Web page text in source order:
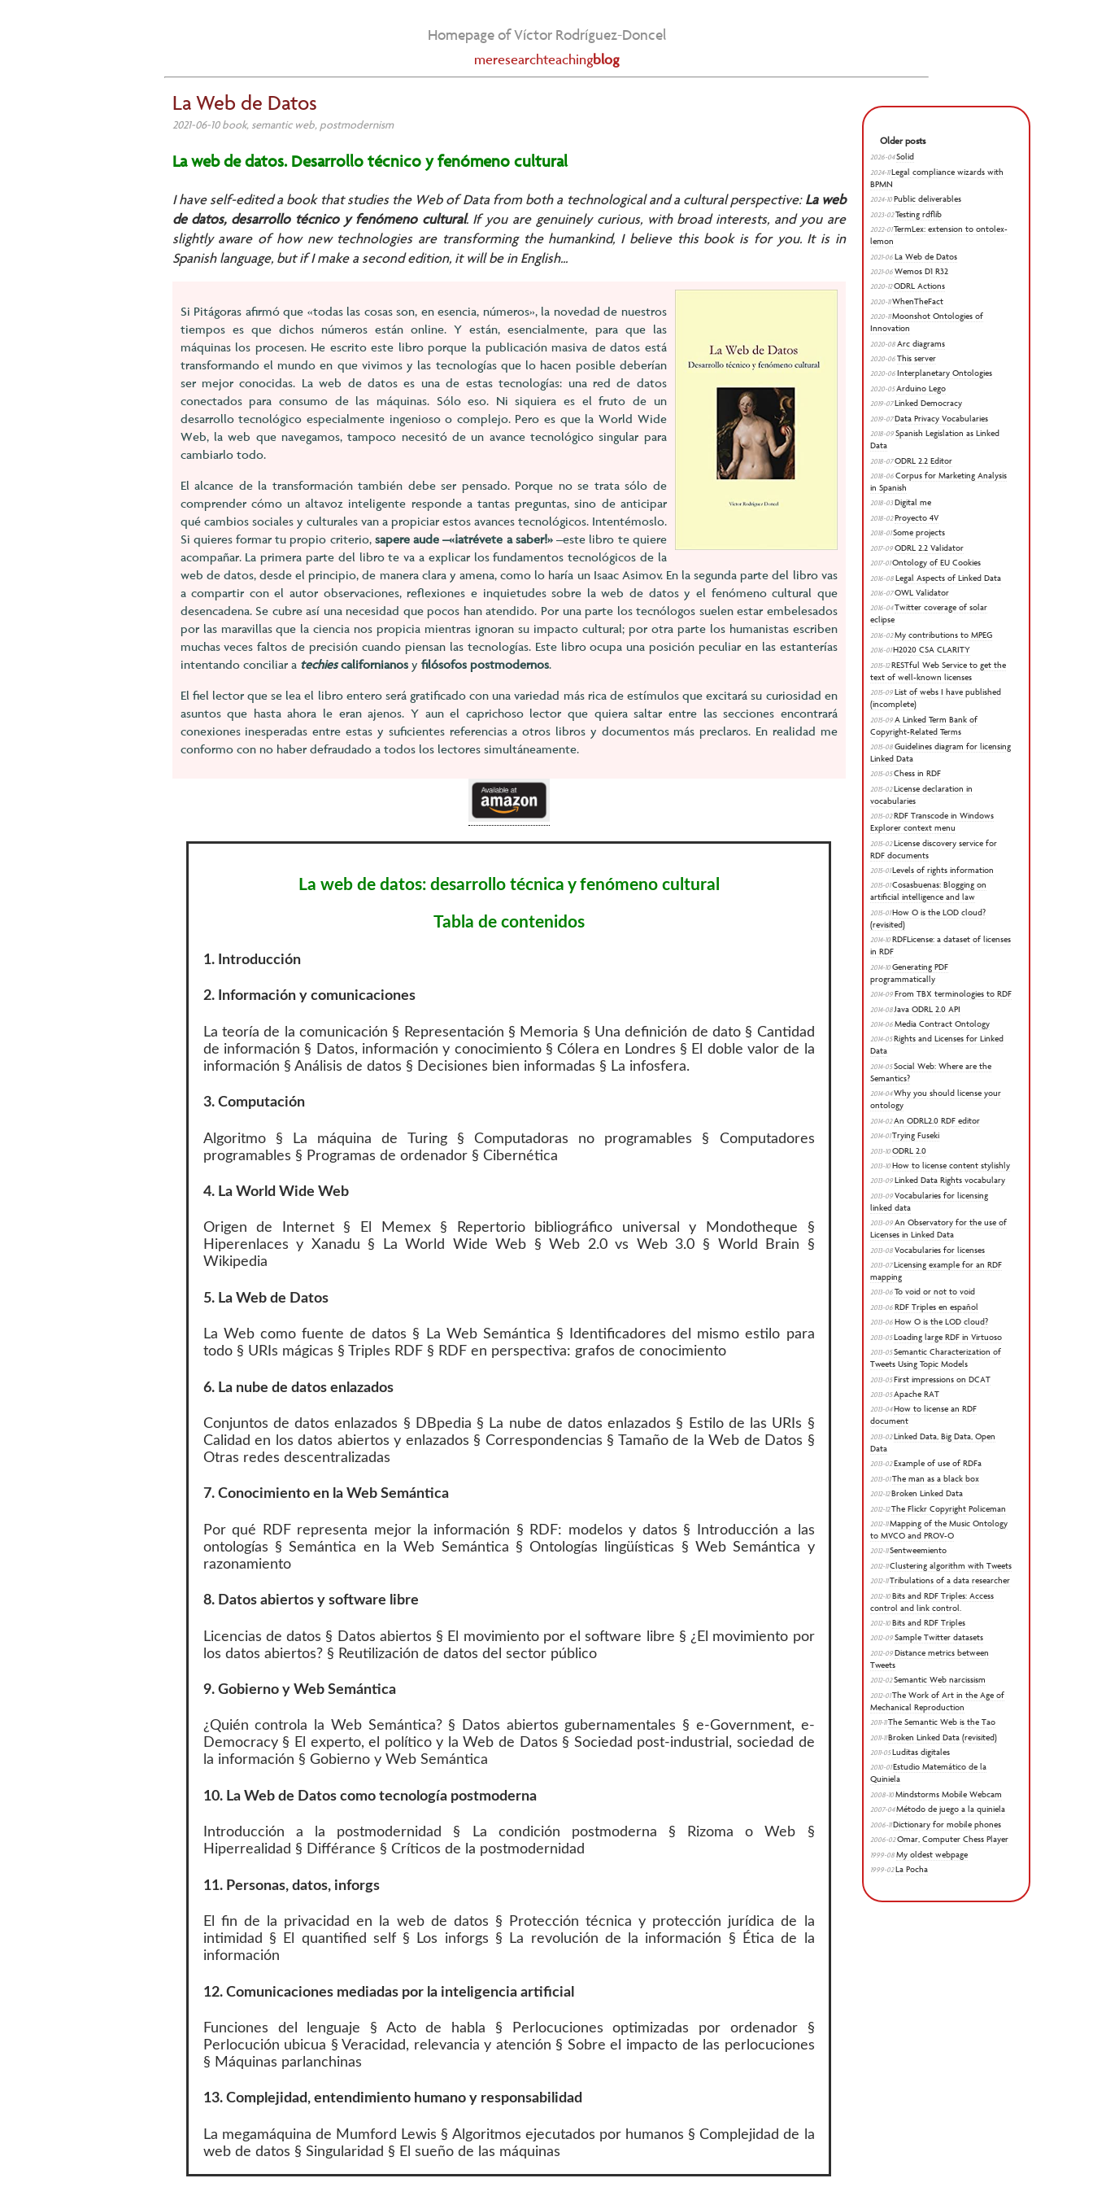
Homepage of Víctor Rodríguez-Doncel
meresearchteachingblog
La Web de Datos
2021-06-10 book, semantic web, postmodernism
La web de datos. Desarrollo técnico y fenómeno cultural
I have self-edited a book that studies the Web of Data from both a technological and a cultural perspective: La web
de datos, desarrollo técnico y fenómeno cultural. If you are genuinely curious, with broad interests, and you are
slightly aware of how new technologies are transforming the humankind, I believe this book is for you. It is in
Spanish language, but if I make a second edition, it will be in English...
Si Pitágoras afirmó que «todas las cosas son, en esencia, números», la novedad de nuestros
tiempos es que dichos números están online. Y están, esencialmente, para que las
máquinas los procesen. He escrito este libro porque la publicación masiva de datos está
transformando el mundo en que vivimos y las tecnologías que lo hacen posible deberían
ser mejor conocidas. La web de datos es una de estas tecnologías: una red de datos
conectados para consumo de las máquinas. Sólo eso. Ni siquiera es el fruto de un
desarrollo tecnológico especialmente ingenioso o complejo. Pero es que la World Wide
Web, la web que navegamos, tampoco necesitó de un avance tecnológico singular para
cambiarlo todo.
El alcance de la transformación también debe ser pensado. Porque no se trata sólo de
comprender cómo un altavoz inteligente responde a tantas preguntas, sino de anticipar
qué cambios sociales y culturales van a propiciar estos avances tecnológicos. Intentémoslo.
Si quieres formar tu propio criterio, sapere aude –«¡atrévete a saber!»–este libro te quiere
acompañar. La primera parte del libro te va a explicar los fundamentos tecnológicos de la
web de datos, desde el principio, de manera clara y amena, como lo haría un Isaac Asimov. En la segunda parte del libro vas
a compartir con el autor observaciones, reflexiones e inquietudes sobre la web de datos y el fenómeno cultural que
desencadena. Se cubre así una necesidad que pocos han atendido. Por una parte los tecnólogos suelen estar embelesados
por las maravillas que la ciencia nos propicia mientras ignoran su impacto cultural; por otra parte los humanistas escriben
muchas veces faltos de precisión cuando piensan las tecnologías. Este libro ocupa una posición peculiar en las estanterías
intentando conciliar a techiescalifornianosy filósofos postmodernos.
El fiel lector que se lea el libro entero será gratificado con una variedad más rica de estímulos que excitará su curiosidad en
asuntos que hasta ahora le eran ajenos. Y aun el caprichoso lector que quiera saltar entre las secciones encontrará
conexiones inesperadas entre estas y suficientes referencias a otros libros y documentos más preclaros. En realidad me
conformo con no haber defraudado a todos los lectores simultáneamente.
La web de datos: desarrollo técnica y fenómeno cultural
Tabla de contenidos
1. Introducción
2. Información y comunicaciones
La teoría de la comunicación § Representación § Memoria § Una definición de dato § Cantidad
de información § Datos, información y conocimiento § Cólera en Londres § El doble valor de la
información § Análisis de datos § Decisiones bien informadas § La infosfera.
3. Computación
Algoritmo § La máquina de Turing § Computadoras no programables § Computadores
programables § Programas de ordenador § Cibernética
4. La World Wide Web
Origen de Internet § El Memex § Repertorio bibliográfico universal y Mondotheque §
Hiperenlaces y Xanadu § La World Wide Web § Web 2.0 vs Web 3.0 § World Brain §
Wikipedia
5. La Web de Datos
La Web como fuente de datos § La Web Semántica § Identificadores del mismo estilo para
todo § URIs mágicas § Triples RDF § RDF en perspectiva: grafos de conocimiento
6. La nube de datos enlazados
Conjuntos de datos enlazados § DBpedia § La nube de datos enlazados § Estilo de las URIs §
Calidad en los datos abiertos y enlazados § Correspondencias § Tamaño de la Web de Datos §
Otras redes descentralizadas
7. Conocimiento en la Web Semántica
Por qué RDF representa mejor la información § RDF: modelos y datos § Introducción a las
ontologías § Semántica en la Web Semántica § Ontologías lingüísticas § Web Semántica y
razonamiento
8. Datos abiertos y software libre
Licencias de datos § Datos abiertos § El movimiento por el software libre § ¿El movimiento por
los datos abiertos? § Reutilización de datos del sector público
9. Gobierno y Web Semántica
¿Quién controla la Web Semántica? § Datos abiertos gubernamentales § e-Government, e-
Democracy § El experto, el político y la Web de Datos § Sociedad post-industrial, sociedad de
la información § Gobierno y Web Semántica
10. La Web de Datos como tecnología postmoderna
Introducción a la postmodernidad § La condición postmoderna § Rizoma o Web §
Hiperrealidad § Différance § Críticos de la postmodernidad
11. Personas, datos, inforgs
El fin de la privacidad en la web de datos § Protección técnica y protección jurídica de la
intimidad § El quantified self § Los inforgs § La revolución de la información § Ética de la
información
12. Comunicaciones mediadas por la inteligencia artificial
Funciones del lenguaje § Acto de habla § Perlocuciones optimizadas por ordenador §
Perlocución ubicua § Veracidad, relevancia y atención § Sobre el impacto de las perlocuciones
§ Máquinas parlanchinas
13. Complejidad, entendimiento humano y responsabilidad
La megamáquina de Mumford Lewis § Algoritmos ejecutados por humanos § Complejidad de la
web de datos § Singularidad § El sueño de las máquinas
Older posts
2026-04Solid
2024-11Legal compliance wizards with
BPMN
2024-10Public deliverables
2023-02Testing rdflib
2022-01TermLex: extension to ontolex-
lemon
2021-06La Web de Datos
2021-06Wemos D1 R32
2020-12ODRL Actions
2020-11WhenTheFact
2020-11Moonshot Ontologies of
Innovation
2020-08Arc diagrams
2020-06This server
2020-06 Interplanetary Ontologies
2020-05Arduino Lego
2019-07Linked Democracy
2019-07Data Privacy Vocabularies
2018-09Spanish Legislation as Linked
Data
2018-07ODRL 2.2 Editor
2018-06Corpus for Marketing Analysis
in Spanish
2018-03 Digital me
2018-02Proyecto 4V
2018-01Some projects
2017-09ODRL 2.2 Validator
2017-01Ontology of EU Cookies
2016-08Legal Aspects of Linked Data
2016-07OWL Validator
2016-04Twitter coverage of solar
eclipse
2016-02My contributions to MPEG
2016-01H2020 CSA CLARITY
2015-12RESTful Web Service to get the
text of well-known licenses
2015-09List of webs I have published
(incomplete)
2015-09A Linked Term Bank of
Copyright-Related Terms
2015-08Guidelines diagram for licensing
Linked Data
2015-05Chess in RDF
2015-02License declaration in
vocabularies
2015-02RDF Transcode in Windows
Explorer context menu
2015-02License discovery service for
RDF documents
2015-01Levels of rights information
2015-01Cosasbuenas: Blogging on
artificial intelligence and law
2015-01How O is the LOD cloud?
(revisited)
2014-10RDFLicense: a dataset of licenses
in RDF
2014-10Generating PDF
programmatically
2014-09From TBX terminologies to RDF
2014-08Java ODRL 2.0 API
2014-06Media Contract Ontology
2014-05Rights and Licenses for Linked
Data
2014-05Social Web: Where are the
Semantics?
2014-04Why you should license your
ontology
2014-02An ODRL2.0 RDF editor
2014-01Trying Fuseki
2013-10ODRL 2.0
2013-10How to license content stylishly
2013-09 Linked Data Rights vocabulary
2013-09Vocabularies for licensing
linked data
2013-09An Observatory for the use of
Licenses in Linked Data
2013-08Vocabularies for licenses
2013-07Licensing example for an RDF
mapping
2013-06To void or not to void
2013-06RDF Triples en español
2013-06How O is the LOD cloud?
2013-05Loading large RDF in Virtuoso
2013-05Semantic Characterization of
Tweets Using Topic Models
2013-05First impressions on DCAT
2013-05Apache RAT
2013-04How to license an RDF
document
2013-02Linked Data, Big Data, Open
Data
2013-02Example of use of RDFa
2013-01The man as a black box
2012-12Broken Linked Data
2012-12The Flickr Copyright Policeman
2012-11Mapping of the Music Ontology
to MVCO and PROV-O
2012-11Sentweemiento
2012-11Clustering algorithm with Tweets
2012-11Tribulations of a data researcher
2012-10Bits and RDF Triples: Access
control and link control.
2012-10Bits and RDF Triples
2012-09Sample Twitter datasets
2012-09Distance metrics between
Tweets
2012-02Semantic Web narcissism
2012-01The Work of Art in the Age of
Mechanical Reproduction
2011-11The Semantic Web is the Tao
2011-11Broken Linked Data (revisited)
2011-05Luditas digitales
2010-01Estudio Matemático de la
Quiniela
2008-10Mindstorms Mobile Webcam
2007-04Método de juego a la quiniela
2006-11Dictionary for mobile phones
2006-02Omar, Computer Chess Player
1999-08My oldest webpage
1999-02La Pocha